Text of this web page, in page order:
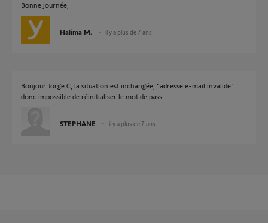
Bonne journée,
Halima M. il y a plus de 7 ans
Bonjour Jorge C, la situation est inchangée, "adresse e-mail invalide"
donc impossible de réinitialiser le mot de pass.
STEPHANE il y a plus de 7 ans